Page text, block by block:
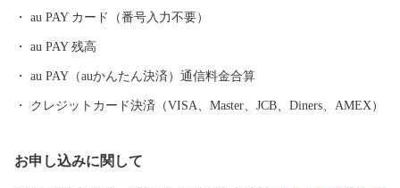
います。 雇用の拡大や島外との積極的な交流により、2004 年から
生まれ、島の全人口の 20% を占めています。いまでは新しい挑戦
をしたいと思う若者たちの集う島となっており、まちおこしの挑
戦モデルとして全国から関心を集めています。 海士町には日本ら
さな島の挑戦」を続けます。
au PAY カード（番号入力不要）
au PAY 残高
au PAY（auかんたん決済）通信料金合算
クレジットカード決済（VISA、Master、JCB、Diners、AMEX）
お申し込みに関して